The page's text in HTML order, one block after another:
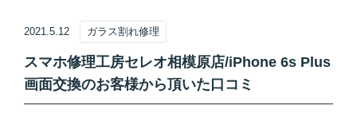
2021.5.12 ガラス割れ修理
スマホ修理工房セレオ相模原店/iPhone 6s Plus
画面交換のお客様から頂いた口コミ